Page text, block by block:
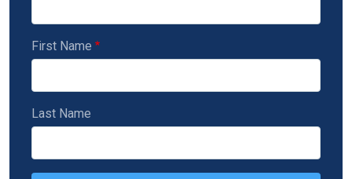
First Name
Last Name